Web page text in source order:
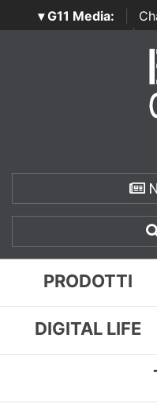
▾ G11 Media:
SecurityOpenLab |
PRODOTTI
DIGITAL LIFE